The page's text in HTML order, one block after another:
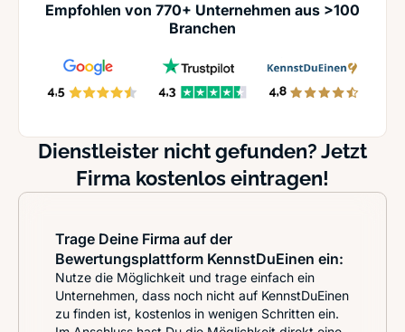
Empfohlen von 770+ Unternehmen aus >100
Branchen
Dienstleister nicht gefunden? Jetzt
Firma kostenlos eintragen!
Trage Deine Firma auf der
Bewertungsplattform KennstDuEinen ein:
Nutze die Möglichkeit und trage einfach ein
Unternehmen, dass noch nicht auf KennstDuEinen
zu finden ist, kostenlos in wenigen Schritten ein.